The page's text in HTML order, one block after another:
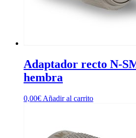
Adaptador recto N-
hembra
0,00€ Añadir al carrito